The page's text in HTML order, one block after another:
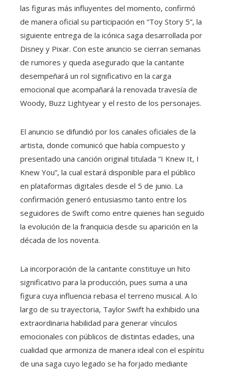
las figuras más influyentes del momento, confirmó
de manera oficial su participación en “Toy Story 5”, la
siguiente entrega de la icónica saga desarrollada por
Disney y Pixar. Con este anuncio se cierran semanas
de rumores y queda asegurado que la cantante
desempeñará un rol significativo en la carga
emocional que acompañará la renovada travesía de
Woody, Buzz Lightyear y el resto de los personajes.
El anuncio se difundió por los canales oficiales de la
artista, donde comunicó que había compuesto y
presentado una canción original titulada “I Knew It, I
Knew You”, la cual estará disponible para el público
en plataformas digitales desde el 5 de junio. La
confirmación generó entusiasmo tanto entre los
seguidores de Swift como entre quienes han seguido
la evolución de la franquicia desde su aparición en la
década de los noventa.
La incorporación de la cantante constituye un hito
significativo para la producción, pues suma a una
figura cuya influencia rebasa el terreno musical. A lo
largo de su trayectoria, Taylor Swift ha exhibido una
extraordinaria habilidad para generar vínculos
emocionales con públicos de distintas edades, una
cualidad que armoniza de manera ideal con el espíritu
de una saga cuyo legado se ha forjado mediante